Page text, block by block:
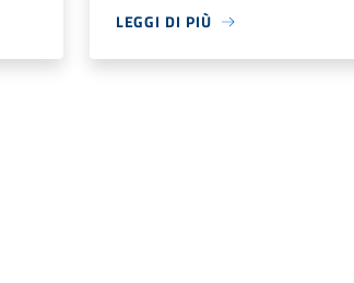
LEGGI DI PIÙ